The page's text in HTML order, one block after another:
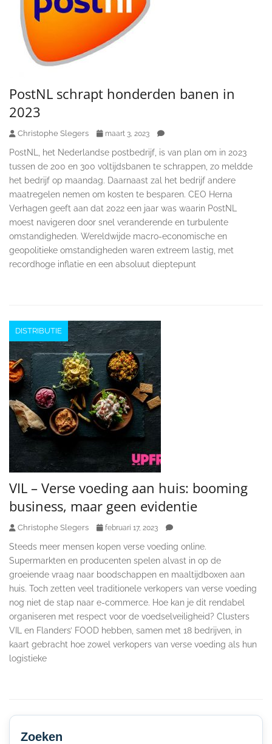
PostNL schrapt honderden banen in
2023
Christophe Slegers maart 3, 2023
PostNL, het Nederlandse postbedrijf, is van plan om in 2023
tussen de 200 en 300 voltijdsbanen te schrappen, zo meldde
het bedrijf op maandag. Daarnaast zal het bedrijf andere
maatregelen nemen om kosten te besparen. CEO Herna
Verhagen geeft aan dat 2022 een jaar was waarin PostNL
moest navigeren door snel veranderende en turbulente
omstandigheden. Wereldwijde macro-economische en
geopolitieke omstandigheden waren extreem lastig, met
recordhoge inflatie en een absoluut dieptepunt
DISTRIBUTIE
VIL – Verse voeding aan huis: booming
business, maar geen evidentie
Christophe Slegers februari 17, 2023
Steeds meer mensen kopen verse voeding online.
Supermarkten en producenten spelen alvast in op de
groeiende vraag naar boodschappen en maaltijdboxen aan
huis. Toch zetten veel traditionele verkopers van verse voeding
nog niet de stap naar e-commerce. Hoe kan je dit rendabel
organiseren met respect voor de voedselveiligheid? Clusters
VIL en Flanders’ FOOD hebben, samen met 18 bedrijven, in
kaart gebracht hoe zowel verkopers van verse voeding als hun
logistieke
Secondary
Sidebar
Zoeken